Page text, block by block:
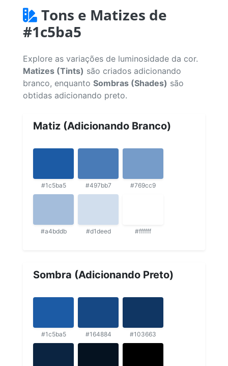
Tons e Matizes de
#1c5ba5
Explore as variações de luminosidade da cor.
Matizes (Tints) são criados adicionando
branco, enquanto Sombras (Shades) são
obtidas adicionando preto.
Matiz (Adicionando Branco)
#1c5ba5 #497bb7 #769cc9
#a4bddb #d1deed #ffffff
Sombra (Adicionando Preto)
#1c5ba5 #164884 #103663